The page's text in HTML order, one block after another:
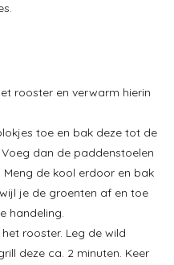
rooster en verwarm hierin
toe en bak deze tot de
dan de paddenstoelen
de kool erdoor en bak
je de groenten af en toe
handeling.
rooster. Leg de wild
deze ca. 2 minuten. Keer